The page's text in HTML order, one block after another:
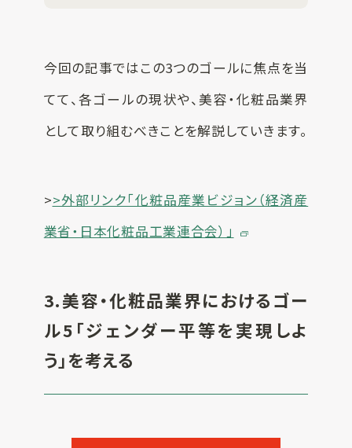
今回の記事ではこの3つのゴールに焦点を当
てて、各ゴールの現状や、美容・化粧品業界
として取り組むべきことを解説していきます。
>>外部リンク「化粧品産業ビジョン（経済産
業省・日本化粧品工業連合会）」
3.美容・化粧品業界におけるゴー
ル5「ジェンダー平等を実現しよ
う」を考える